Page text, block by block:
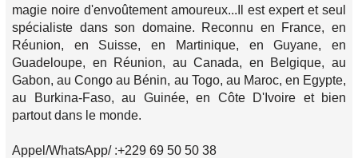
magie noire d'envoûtement amoureux...Il est expert et seul
spécialiste dans son domaine. Reconnu en France, en
Réunion, en Suisse, en Martinique, en Guyane, en
Guadeloupe, en Réunion, au Canada, en Belgique, au
Gabon, au Congo au Bénin, au Togo, au Maroc, en Egypte,
au Burkina-Faso, au Guinée, en Côte D'Ivoire et bien
partout dans le monde.
Appel/WhatsApp/ :+229 69 50 50 38